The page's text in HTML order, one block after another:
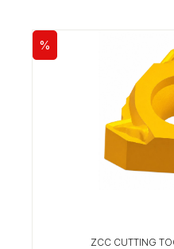
Rabatt
%
ZCC CUTTING